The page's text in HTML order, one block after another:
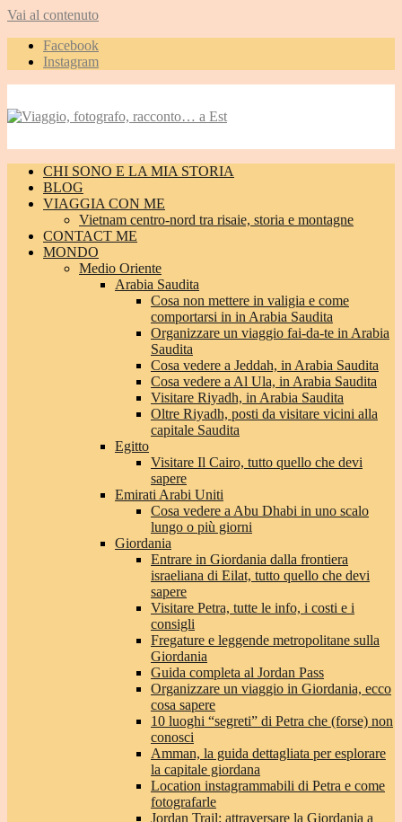
Vai al contenuto
Facebook
Instagram
CHI SONO E LA MIA STORIA
BLOG
VIAGGIA CON ME
Vietnam centro-nord tra risaie, storia e montagne
CONTACT ME
MONDO
Medio Oriente
Arabia Saudita
Cosa non mettere in valigia e come
comportarsi in in Arabia Saudita
Organizzare un viaggio fai-da-te in Arabia
Saudita
Cosa vedere a Jeddah, in Arabia Saudita
Cosa vedere a Al Ula, in Arabia Saudita
Visitare Riyadh, in Arabia Saudita
Oltre Riyadh, posti da visitare vicini alla
capitale Saudita
Egitto
Visitare Il Cairo, tutto quello che devi
sapere
Emirati Arabi Uniti
Cosa vedere a Abu Dhabi in uno scalo
lungo o più giorni
Giordania
Entrare in Giordania dalla frontiera
israeliana di Eilat, tutto quello che devi
sapere
Visitare Petra, tutte le info, i costi e i
consigli
Fregature e leggende metropolitane sulla
Giordania
Guida completa al Jordan Pass
Organizzare un viaggio in Giordania, ecco
cosa sapere
10 luoghi “segreti” di Petra che (forse) non
conosci
Amman, la guida dettagliata per esplorare
la capitale giordana
Location instagrammabili di Petra e come
fotografarle
Jordan Trail: attraversare la Giordania a